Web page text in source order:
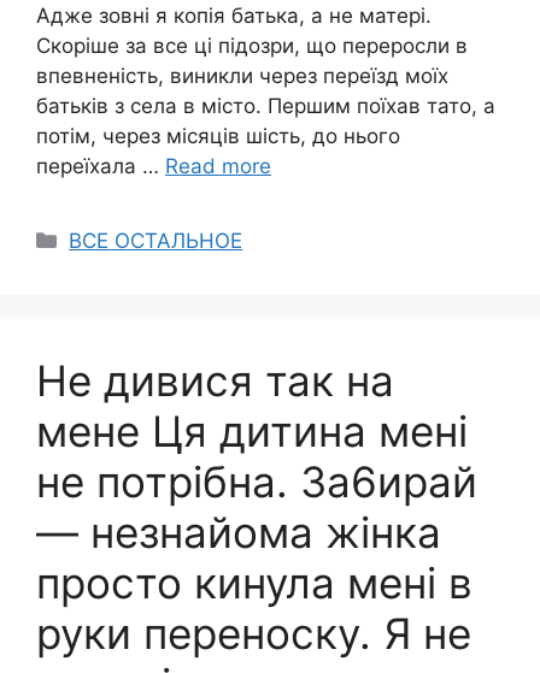
Адже зовні я копія батька, а не матері.
Скоріше за все ці підозри, що переросли в
впевненість, виникли через переїзд моїх
батьків з села в місто. Першим поїхав тато, а
потім, через місяців шість, до нього
переїхала … Read more
Categories
ВСЕ ОСТАЛЬНОЕ
Не дивися так на
мене Ця дитина мені
не потрібна. За6ирай
— незнайома жінка
просто кинула мені в
руки переноску. Я не